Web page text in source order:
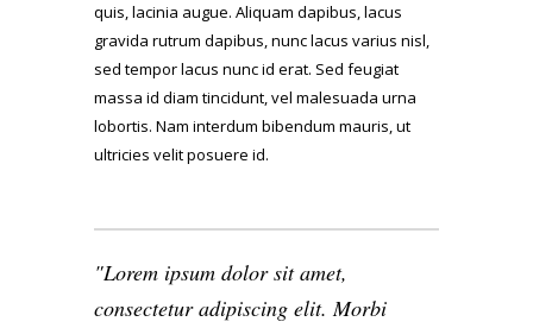
quis, lacinia augue. Aliquam dapibus, lacus
gravida rutrum dapibus, nunc lacus varius nisl,
sed tempor lacus nunc id erat. Sed feugiat
massa id diam tincidunt, vel malesuada urna
lobortis. Nam interdum bibendum mauris, ut
ultricies velit posuere id.
Lorem ipsum dolor sit amet,
consectetur adipiscing elit. Morbi